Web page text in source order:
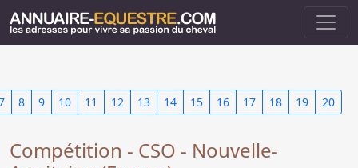
8 9 10 11 12 13 14 15 16 17 18 19 20
Compétition - CSO - Nouvelle-